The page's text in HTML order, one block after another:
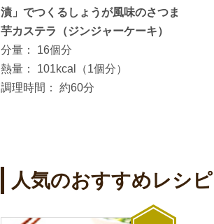
漬」でつくるしょうが風味のさつま
芋カステラ（ジンジャーケーキ）
分量：
16個分
熱量：
101kcal（1個分）
調理時間：
約60分
人気のおすすめレシピ